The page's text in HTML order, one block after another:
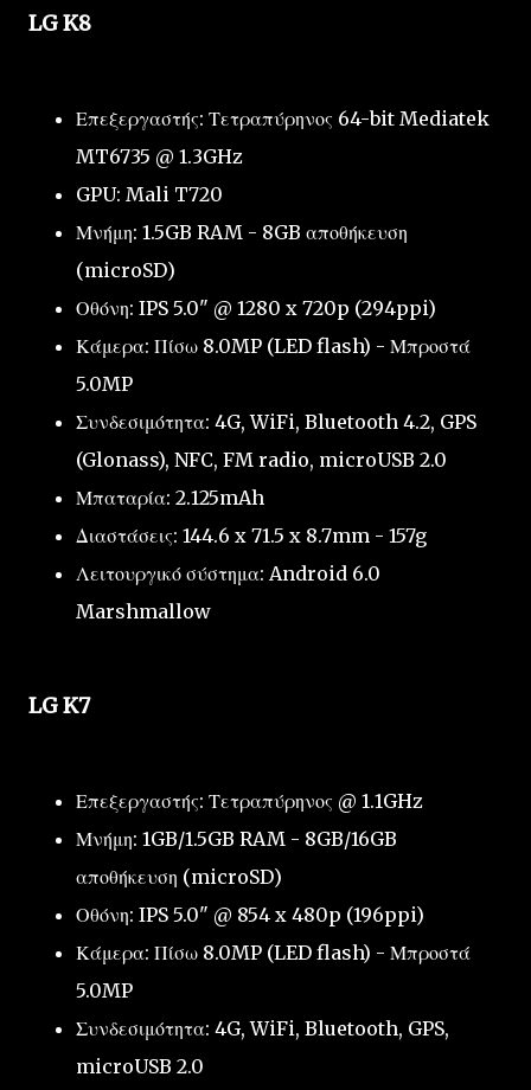
LG K8
Επεξεργαστής: Τετραπύρηνος 64-bit Mediatek
MT6735 @ 1.3GHz
GPU: Mali T720
Μνήμη: 1.5GB RAM - 8GB αποθήκευση
(microSD)
Οθόνη: IPS 5.0" @ 1280 x 720p (294ppi)
Κάμερα: Πίσω 8.0MP (LED flash) - Μπροστά
5.0MP
Συνδεσιμότητα: 4G, WiFi, Bluetooth 4.2, GPS
(Glonass), NFC, FM radio, microUSB 2.0
Μπαταρία: 2.125mAh
Διαστάσεις: 144.6 x 71.5 x 8.7mm - 157g
Λειτουργικό σύστημα: Android 6.0
Marshmallow
LG K7
Επεξεργαστής: Τετραπύρηνος @ 1.1GHz
Μνήμη: 1GB/1.5GB RAM - 8GB/16GB
αποθήκευση (microSD)
Οθόνη: IPS 5.0" @ 854 x 480p (196ppi)
Κάμερα: Πίσω 8.0MP (LED flash) - Μπροστά
5.0MP
Συνδεσιμότητα: 4G, WiFi, Bluetooth, GPS,
microUSB 2.0